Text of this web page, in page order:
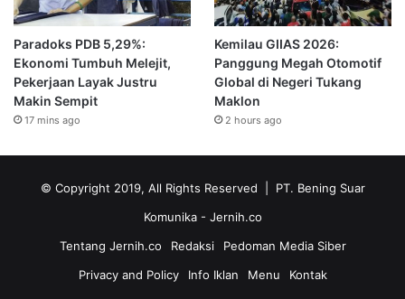
Paradoks PDB 5,29%:
Ekonomi Tumbuh Melejit,
Pekerjaan Layak Justru
Makin Sempit
17 mins ago
Kemilau GIIAS 2026:
Panggung Megah Otomotif
Global di Negeri Tukang
Maklon
2 hours ago
© Copyright 2019, All Rights Reserved | PT. Bening Suar
Komunika - Jernih.co
Tentang Jernih.co
Redaksi
Pedoman Media Siber
Privacy and Policy
Info Iklan Menu Kontak